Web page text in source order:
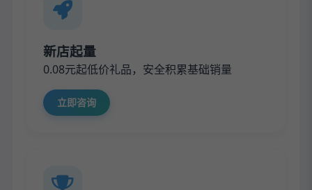
新店起量
0.08元起低价礼品，安全积累基础销量
立即咨询